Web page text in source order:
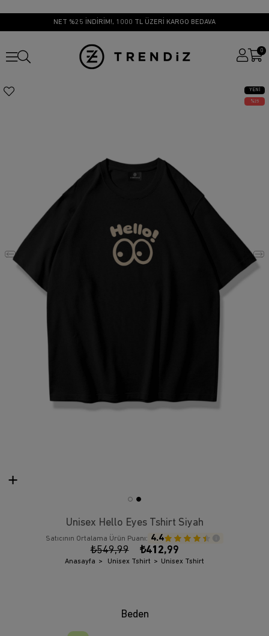
NET %25 İNDİRİM!, 1000 TL ÜZERİ KARGO BEDAVA
0
YENI
ÜRÜN
25
Unisex Hello Eyes Tshirt Siyah
Satıcının Ortalama Ürün Puanı: 4.4
₺549,99 ₺412,99
Anasayfa Unisex Tshirt Unisex Tshirt
Beden